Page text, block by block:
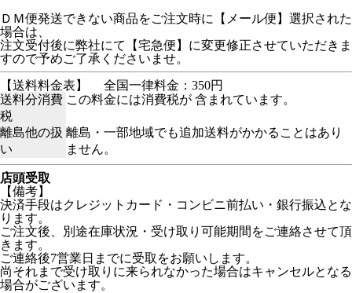
ＤＭ便発送できない商品をご注文時に【メール便】選択された
場合は、
注文受付後に弊社にて【宅急便】に変更修正させていただきま
すので予めご了承くださいませ。
【送料料金表】
全国一律料金：350円
送料分消費
税
この料金には消費税が 含まれています。
離島他の扱
い
離島・一部地域でも追加送料がかかることはあり
ません。
店頭受取
【備考】
決済手段はクレジットカード・コンビニ前払い・銀行振込とな
ります。
ご注文後、別途在庫状況・受け取り可能期間をご連絡させて頂
きます。
ご連絡後7営業日までに受取をお願いします。
尚それまで受け取りに来られなかった場合はキャンセルとなる
場合がございます。